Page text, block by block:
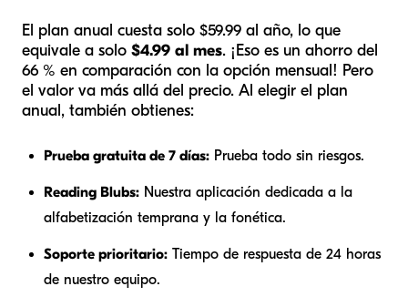
El plan anual cuesta solo $59.99 al año, lo que
equivale a solo $4.99 al mes. ¡Eso es un ahorro del
66 % en comparación con la opción mensual! Pero
el valor va más allá del precio. Al elegir el plan
anual, también obtienes:
Prueba gratuita de 7 días: Prueba todo sin riesgos.
Reading Blubs: Nuestra aplicación dedicada a la
alfabetización temprana y la fonética.
Soporte prioritario: Tiempo de respuesta de 24 horas
de nuestro equipo.